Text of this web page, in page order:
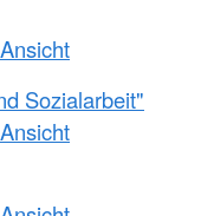
Sozialarbeit"